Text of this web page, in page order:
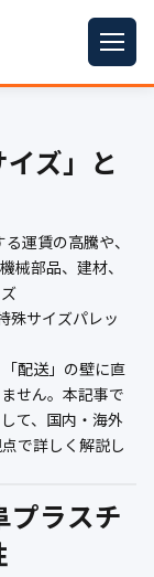
ズ」と
運賃の高騰や、
械部品、建材、
殊サイズパレッ
配送」の壁に直
せん。本記事で
て、国内・海外
で詳しく解説し
プラスチ